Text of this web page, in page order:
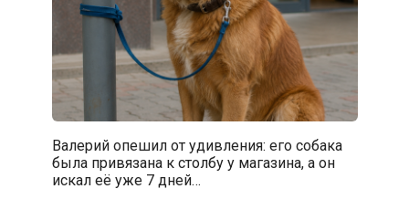
Валерий опешил от удивления: его собака
была привязана к столбу у магазина, а он
искал её уже 7 дней…